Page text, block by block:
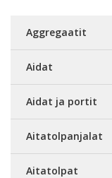
Aggregaatit
Aidat
Aidat ja portit
Aitatolpanjalat
Aitatolpat